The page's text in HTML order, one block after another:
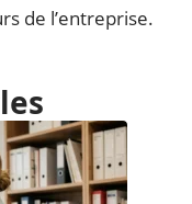
de l’entreprise.